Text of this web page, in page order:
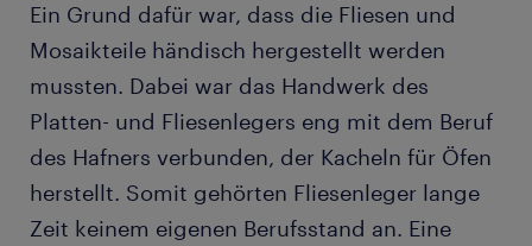
Fliesenleger gegebenenfalls innerhalb eines
Arbeitstages die Baustelle wechseln muss und sich
so flexibel auf neue Arbeitssituationen einstellt, ist
ermöglicht eine angemessene Work-Life-Balance.
Wie viele Wochenarbeitsstunden geleistet werden
müssen, regelt der individuelle Arbeitsvertrag und
Ein Grund dafür war, dass die Fliesen und
Mosaikteile händisch hergestellt werden
mussten. Dabei war das Handwerk des
Platten- und Fliesenlegers eng mit dem Beruf
des Hafners verbunden, der Kacheln für Öfen
herstellt. Somit gehörten Fliesenleger lange
Zeit keinem eigenen Berufsstand an. Eine